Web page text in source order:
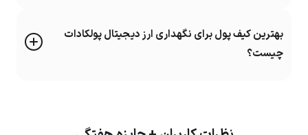
بهترین کیف پول برای نگهداری ارز دیجیتال پولکادات
چیست؟